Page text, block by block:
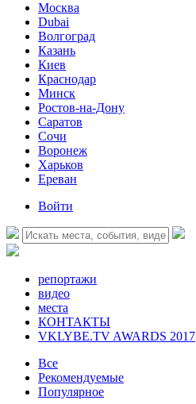
Москва
Dubai
Волгоград
Казань
Киев
Краснодар
Минск
Ростов-на-Дону
Саратов
Сочи
Воронеж
Харьков
Ереван
Войти
репортажи
видео
места
КОНТАКТЫ
VKLYBE.TV AWARDS 2017
Все
Рекомендуемые
Популярное